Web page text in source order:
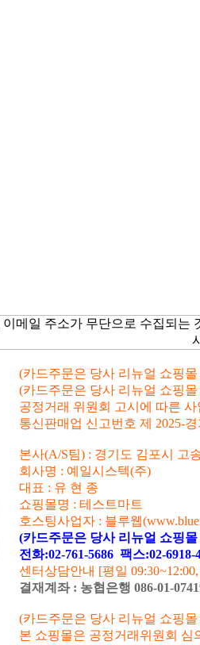
메일 주소가 무단으로 수집되
(카드주문은 당사 리뉴얼 쇼핑몰
(카드주문은 당사 리뉴얼 쇼핑몰
공정거래 위원회 고시에 따른 사
통신판매업 신고번호 제 2025-
본사(A/S팀) : 경기도 김포시 고
회사명 : 예일시스텍(주)
대표 : 유 현 종
쇼핑몰명 : 테스트마트
호스팅사업자 : 블루웹
(카드주문은 당사 리뉴얼 쇼핑
전화:02-761-5686 팩스:02-
센터상담안내 [평일
결재계좌 : 농협은행 086-01-
(카드주문은 당사 리뉴얼 쇼핑몰
본 쇼핑몰은 공정거래위원회 심